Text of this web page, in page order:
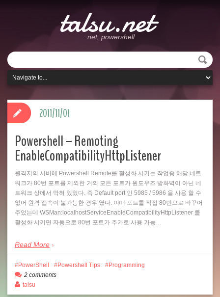
talsu.net
.net, powershell
Powershell – Remoting
EnableCompatibilityHttpListener
원격지의 서버에 Powershell Remote를 활성화 시키는 작업중 해당 네트
워크가 80번 포트를 제외한 거의 모든 포트가 윈도우즈 방화벽이 아닌 네
트워크 상에서 막혀 있었다. 즉 Default port 인 5985 / 5986 을 사용 할 수
없어 원격 접속이 불가능한 경우 였다. 이때 포트를 직접 80번으로 바꾸어
주었는데 WSMan:localhostServiceEnableCompatibilityHttpListener 를
활성화 시키면 자동으로 80번 포트가 추가로 사용 가능…
Read More
2011/11/01
PowerShell Powershell Tips
Programming
2 comments
talsu